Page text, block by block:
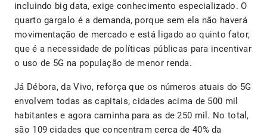
incluindo big data, exige conhecimento especializado. O
quarto gargalo é a demanda, porque sem ela não haverá
movimentação de mercado e está ligado ao quinto fator,
que é a necessidade de políticas públicas para incentivar
o uso de 5G na população de menor renda.
Já Débora, da Vivo, reforça que os números atuais do 5G
envolvem todas as capitais, cidades acima de 500 mil
habitantes e agora caminha para as de 250 mil. No total,
são 109 cidades que concentram cerca de 40% da